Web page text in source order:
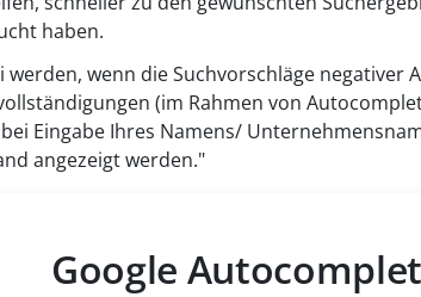
haben.
werden, wenn die Suchvorschläge
(im Rahmen von
Eingabe Ihres Namens/
angezeigt werden."
Google